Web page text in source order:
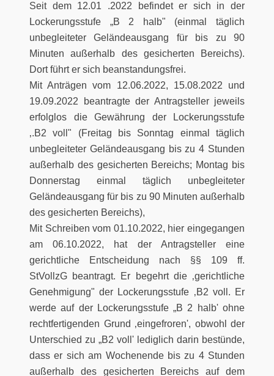
Seit dem 12.01 .2022 befindet er sich in der
Lockerungsstufe „B 2 halb" (einmal täglich
unbegleiteter Geländeausgang für bis zu 90
Minuten außerhalb des gesicherten Bereichs).
Dort führt er sich beanstandungsfrei.
Mit Anträgen vom 12.06.2022, 15.08.2022 und
19.09.2022 beantragte der Antragsteller jeweils
erfolglos die Gewährung der Lockerungsstufe
‚.B2 voll" (Freitag bis Sonntag einmal täglich
unbegleiteter Geländeausgang bis zu 4 Stunden
außerhalb des gesicherten Bereichs; Montag bis
Donnerstag einmal täglich unbegleiteter
Geländeausgang für bis zu 90 Minuten außerhalb
des gesicherten Bereichs),
Mit Schreiben vom 01.10.2022, hier eingegangen
am 06.10.2022, hat der Antragsteller eine
gerichtliche Entscheidung nach §§ 109 ff.
StVollzG beantragt. Er begehrt die ‚gerichtliche
Genehmigung" der Lockerungsstufe ‚B2 voll. Er
werde auf der Lockerungsstufe „B 2 halb' ohne
rechtfertigenden Grund ‚eingefroren', obwohl der
Unterschied zu „B2 voll' lediglich darin bestünde,
dass er sich am Wochenende bis zu 4 Stunden
außerhalb des gesicherten Bereichs auf dem